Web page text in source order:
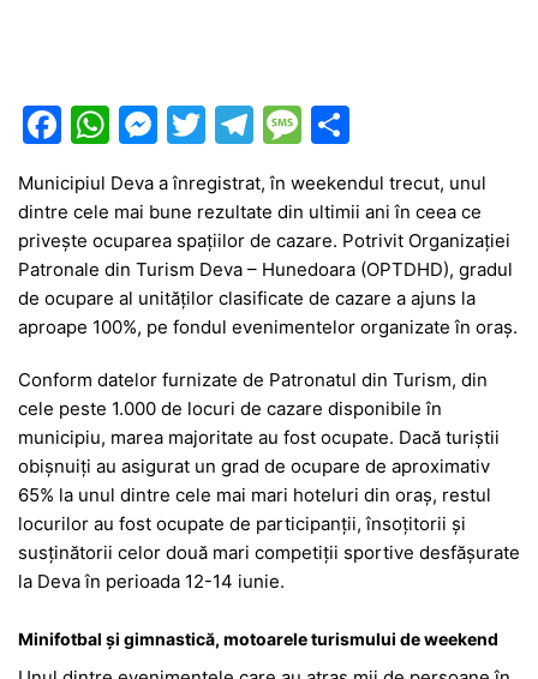
F
a
c
e
b
o
k
W
at
s
A
p
M
e
s
s
e
n
er
T
w
itt
er
T
el
e
gr
a
m
M
s
s
a
g
ta
je
a
z
Municipiul Deva a înregistrat, în weekendul trecut, unul
dintre cele mai bune rezultate din ultimii ani în ceea ce
privește ocuparea spațiilor de cazare. Potrivit Organizației
Patronale din Turism Deva – Hunedoara (OPTDHD), gradul
de ocupare al unităților clasificate de cazare a ajuns la
aproape 100%, pe fondul evenimentelor organizate în oraș.
Conform datelor furnizate de Patronatul din Turism, din
cele peste 1.000 de locuri de cazare disponibile în
municipiu, marea majoritate au fost ocupate. Dacă turiștii
obișnuiți au asigurat un grad de ocupare de aproximativ
65% la unul dintre cele mai mari hoteluri din oraș, restul
locurilor au fost ocupate de participanții, însoțitorii și
susținătorii celor două mari competiții sportive desfășurate
la Deva în perioada 12-14 iunie.
Minifotbal și gimnastică, motoarele turismului de weekend